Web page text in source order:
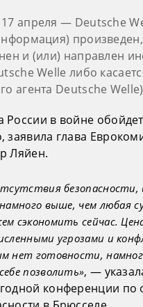
апреля — Deutsche
произведен,
и (или) направлен
Welle либо
агента Deutsche Welle)
России в войне
заявила глава
Ляйен.
безопасности,
выше, чем любая
сэкономить сейчас.
угрозами и
нет готовности,
позволить», —
конференции по